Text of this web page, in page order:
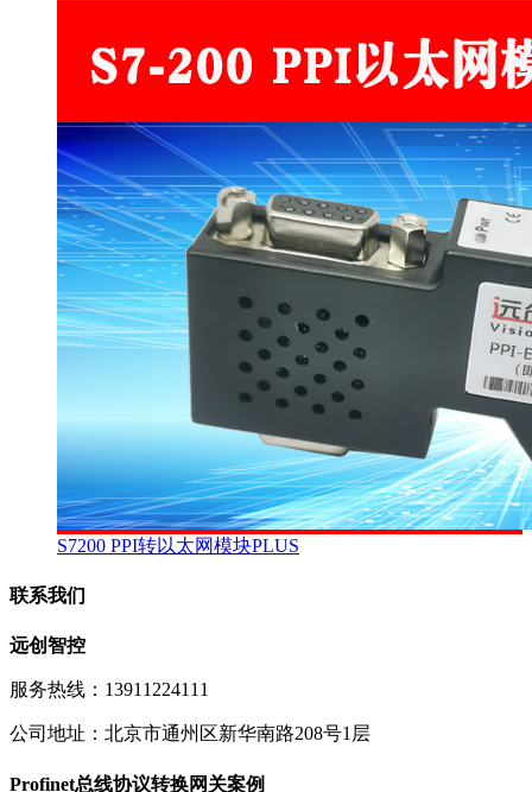
S7200 PPI转以太网模块PLUS
联系我们
远创智控
服务热线：13911224111
公司地址：北京市通州区新华南路208号1层
Profinet总线协议转换网关案例